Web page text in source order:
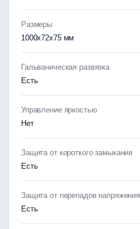
Размеры
1000x72x75 мм
Гальваническая развязка
Есть
Управление яркостью
Нет
Защита от короткого замыкания
Есть
Защита от перепадов напряжения
Есть